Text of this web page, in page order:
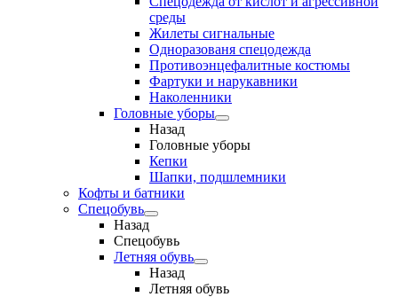
среды
Жилеты сигнальные
Одноразованя спецодежда
Противоэнцефалитные костюмы
Фартуки и нарукавники
Наколенники
Головные уборы
Назад
Головные уборы
Кепки
Шапки, подшлемники
Кофты и батники
Спецобувь
Назад
Спецобувь
Летняя обувь
Назад
Летняя обувь